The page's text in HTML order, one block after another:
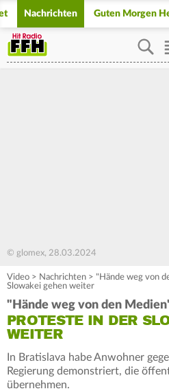
Nachrichten Guten Morgen
© glomex, 28.03.2024
Video > Nachrichten > "Hände weg von
Slowakei gehen weiter
"Hände weg von den
PROTESTE IN DER
WEITER
In Bratislava habe Anwohner
Regierung demonstriert, die
übernehmen.